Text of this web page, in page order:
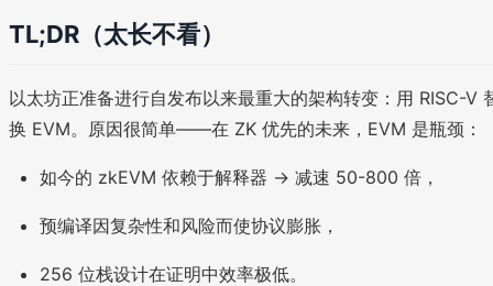
TL;DR（太长不看）
以太坊正准备进行自发布以来最重大的架构转变：用 RISC-V
换 EVM。原因很简单——在 ZK 优先的未来，EVM 是瓶颈：
如今的 zkEVM 依赖于解释器 → 减速 50-800 倍，
预编译因复杂性和风险而使协议膨胀，
256 位栈设计在证明中效率极低。